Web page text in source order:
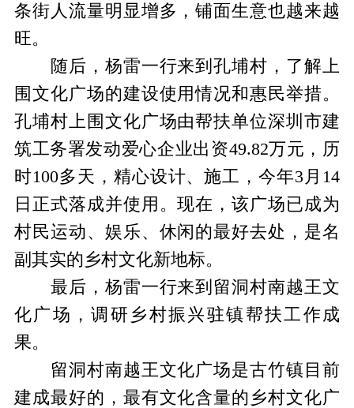
条街人流量明显增多，铺面生意也越来越
旺。
随后，杨雷一行来到孔埔村，了解上
围文化广场的建设使用情况和惠民举措。
孔埔村上围文化广场由帮扶单位深圳市建
筑工务署发动爱心企业出资49.82万元，历
时100多天，精心设计、施工，今年3月14
日正式落成并使用。现在，该广场已成为
村民运动、娱乐、休闲的最好去处，是名
副其实的乡村文化新地标。
最后，杨雷一行来到留洞村南越王文
化广场，调研乡村振兴驻镇帮扶工作成
果。
留洞村南越王文化广场是古竹镇目前
建成最好的，最有文化含量的乡村文化广